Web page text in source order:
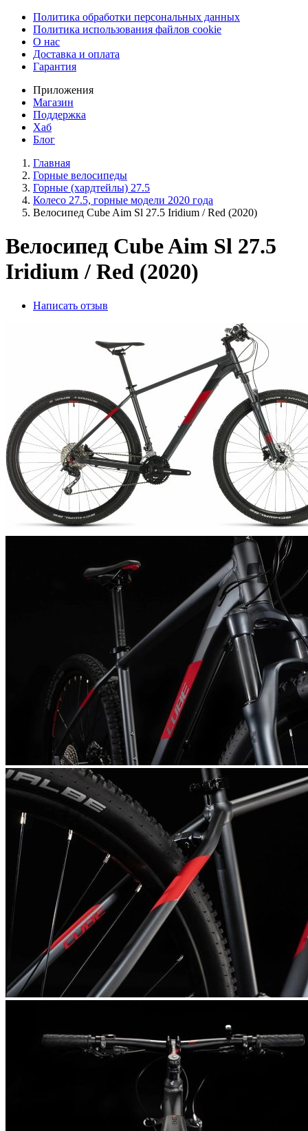
Политика обработки персональных данных
Политика использования файлов cookie
О нас
Доставка и оплата
Гарантия
Приложения
Магазин
Поддержка
Хаб
Блог
Главная
Горные велосипеды
Горные (хардтейлы) 27.5
Колесо 27.5, горные модели 2020 года
Велосипед Cube Aim Sl 27.5 Iridium / Red (2020)
Велосипед Cube Aim Sl 27.5
Iridium / Red (2020)
Написать отзыв